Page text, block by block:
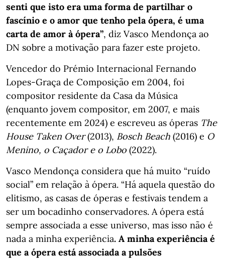
senti que isto era uma forma de partilhar o
fascínio e o amor que tenho pela ópera, é uma
carta de amor à ópera”, diz Vasco Mendonça ao
DN sobre a motivação para fazer este projeto.
Vencedor do Prémio Internacional Fernando
Lopes-Graça de Composição em 2004, foi
compositor residente da Casa da Música
(enquanto jovem compositor, em 2007, e mais
recentemente em 2024) e escreveu as óperas The
House Taken Over(2013), Bosch Beach (2016) e O
Menino, o Caçador e o Lobo (2022).
Vasco Mendonça considera que há muito “ruído
social” em relação à ópera. “Há aquela questão do
elitismo, as casas de óperas e festivais tendem a
ser um bocadinho conservadores. A ópera está
sempre associada a esse universo, mas isso não é
nada a minha experiência. A minha experiência é
que a ópera está associada a pulsões